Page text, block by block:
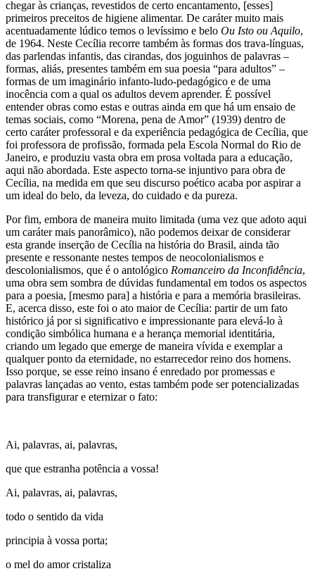
chegar às crianças, revestidos de certo encantamento, [esses]
primeiros preceitos de higiene alimentar. De caráter muito mais
acentuadamente lúdico temos o levíssimo e belo Ou Isto ou Aquilo,
de 1964. Neste Cecília recorre também às formas dos trava-línguas,
das parlendas infantis, das cirandas, dos joguinhos de palavras –
formas, aliás, presentes também em sua poesia “para adultos” –
formas de um imaginário infanto-ludo-pedagógico e de uma
inocência com a qual os adultos devem aprender. É possível
entender obras como estas e outras ainda em que há um ensaio de
temas sociais, como “Morena, pena de Amor” (1939) dentro de
certo caráter professoral e da experiência pedagógica de Cecília, que
foi professora de profissão, formada pela Escola Normal do Rio de
Janeiro, e produziu vasta obra em prosa voltada para a educação,
aqui não abordada. Este aspecto torna-se injuntivo para obra de
Cecília, na medida em que seu discurso poético acaba por aspirar a
um ideal do belo, da leveza, do cuidado e da pureza.
Por fim, embora de maneira muito limitada (uma vez que adoto aqui
um caráter mais panorâmico), não podemos deixar de considerar
esta grande inserção de Cecília na história do Brasil, ainda tão
presente e ressonante nestes tempos de neocolonialismos e
descolonialismos, que é o antológico Romanceiro da Inconfidência,
uma obra sem sombra de dúvidas fundamental em todos os aspectos
para a poesia, [mesmo para] a história e para a memória brasileiras.
E, acerca disso, este foi o ato maior de Cecília: partir de um fato
histórico já por si significativo e impressionante para elevá-lo à
condição simbólica humana e a herança memorial identitária,
criando um legado que emerge de maneira vívida e exemplar a
qualquer ponto da eternidade, no estarrecedor reino dos homens.
Isso porque, se esse reino insano é enredado por promessas e
palavras lançadas ao vento, estas também pode ser potencializadas
para transfigurar e eternizar o fato:
Ai, palavras, ai, palavras,
que que estranha potência a vossa!
Ai, palavras, ai, palavras,
todo o sentido da vida
principia à vossa porta;
o mel do amor cristaliza